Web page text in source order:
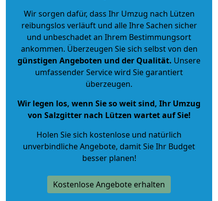
Wir sorgen dafür, dass Ihr Umzug nach Lützen
reibungslos verläuft und alle Ihre Sachen sicher
und unbeschadet an Ihrem Bestimmungsort
ankommen. Überzeugen Sie sich selbst von den
günstigen Angeboten und der Qualität. Unsere
umfassender Service wird Sie garantiert
überzeugen.
Wir legen los, wenn Sie so weit sind, Ihr Umzug
von Salzgitter nach Lützen wartet auf Sie!
Holen Sie sich kostenlose und natürlich
unverbindliche Angebote, damit Sie Ihr Budget
besser planen!
Kostenlose Angebote erhalten